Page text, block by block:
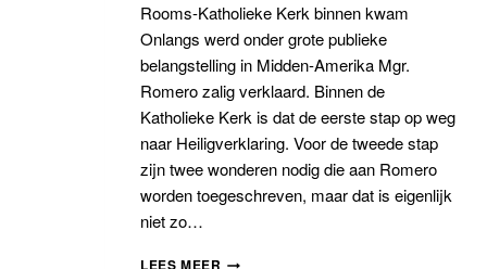
Rooms-Katholieke Kerk binnen kwam
Onlangs werd onder grote publieke
belangstelling in Midden-Amerika Mgr.
Romero zalig verklaard. Binnen de
Katholieke Kerk is dat de eerste stap op weg
naar Heiligverklaring. Voor de tweede stap
zijn twee wonderen nodig die aan Romero
worden toegeschreven, maar dat is eigenlijk
niet zo…
LEES MEER DE